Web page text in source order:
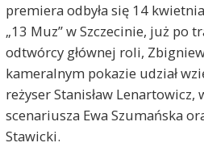
premiera odbyła się 14
„13 Muz” w Szczecinie, już po
odtwórcy głównej roli,
kameralnym pokazie udział
reżyser Stanisław Lenartowicz,
scenariusza Ewa Szumańska
Stawicki.